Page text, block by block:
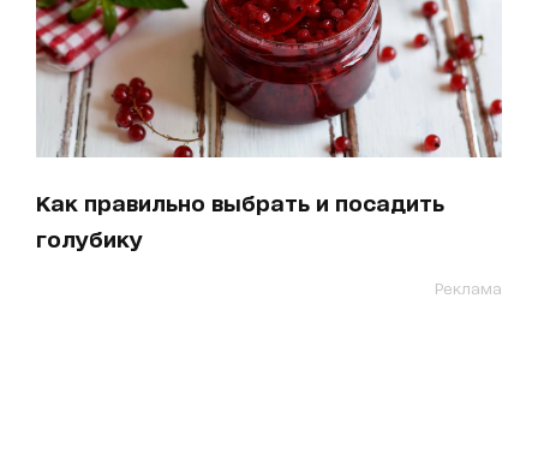
Как правильно выбрать и посадить
голубику
Реклама